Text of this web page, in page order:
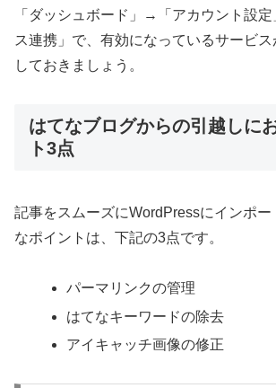
「ダッシュボード」→「アカウント設
ス連携」で、有効になっているサービ
しておきましょう。
はてなブログからの引越しに
ト3点
記事をスムーズにWordPressにインポ
なポイントは、下記の3点です。
パーマリンクの管理
はてなキーワードの除去
アイキャッチ画像の修正